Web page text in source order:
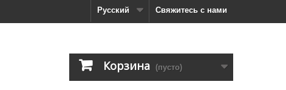
Свяжитесь с нами
Русский
Корзина (пусто)